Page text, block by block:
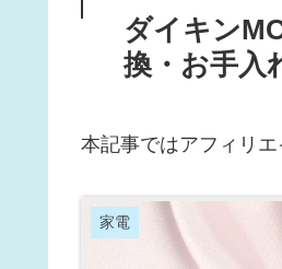
ダイキン
換・お手入
本記事ではアフィリ
家電